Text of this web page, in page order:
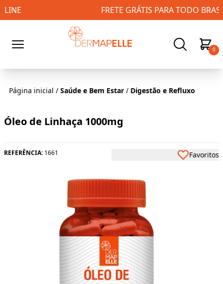
FRETE GRÁTIS PARA TODO BRASIL!
0
Página inicial / Saúde e Bem Estar / Digestão e Refluxo
Óleo de Linhaça 1000mg
REFERÊNCIA: 1661 Favoritos